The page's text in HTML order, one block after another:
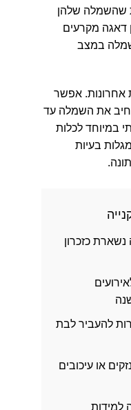
שהשמלה שלהן
דאגה מקרעים
במצב
אפשר
את השמלה עד
במיוחד לכלות
בעיות
כזכרון
להעביר לבת
או עיכובים
למידות